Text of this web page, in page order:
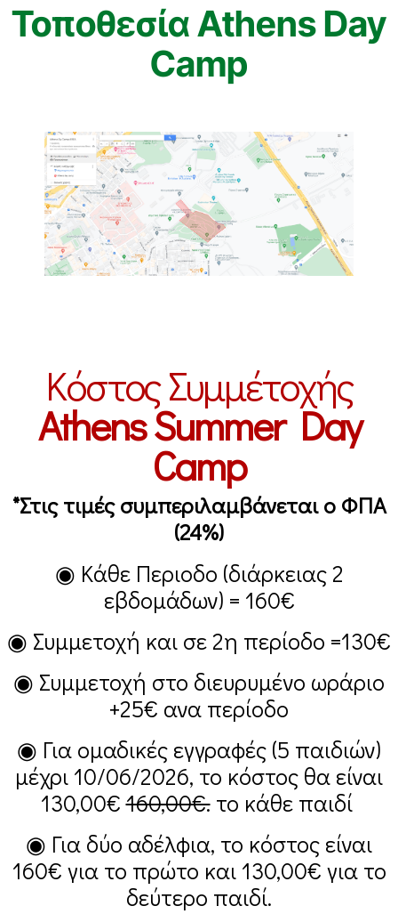
Τοποθεσία Athens Day
Camp
Κόστος Συμμέτοχής
Athens Summer Day
Camp
*Στις τιμές συμπεριλαμβάνεται ο ΦΠΑ
(24%)
◉ Κάθε Περιοδο (διάρκειας 2
εβδομάδων) = 160€
◉ Συμμετοχή και σε 2η περίοδο =130€
◉ Συμμετοχή στο διευρυμένο ωράριο
+25€ ανα περίοδο
◉ Για ομαδικές εγγραφές (5 παιδιών)
μέχρι 10/06/2026, το κόστος θα είναι
130,00€160,00€.το κάθε παιδί
◉ Για δύο αδέλφια, το κόστος είναι
160€ για το πρώτο και 130,00€ για το
δεύτερο παιδί.